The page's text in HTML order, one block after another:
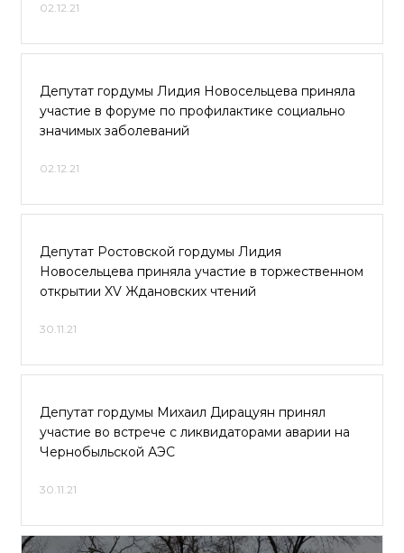
02.12.21
Депутат гордумы Лидия Новосельцева приняла
участие в форуме по профилактике социально
значимых заболеваний
02.12.21
Депутат Ростовской гордумы Лидия
Новосельцева приняла участие в торжественном
открытии XV Ждановских чтений
30.11.21
Депутат гордумы Михаил Дирацуян принял
участие во встрече с ликвидаторами аварии на
Чернобыльской АЭС
30.11.21